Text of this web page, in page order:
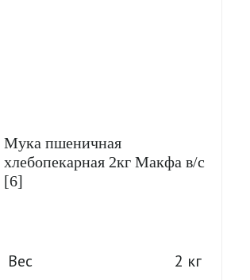
Мука пшеничная
хлебопекарная 2кг Макфа в/с
[6]
Вес
2 кг